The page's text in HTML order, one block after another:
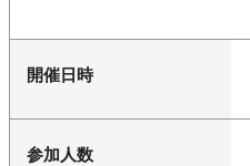
開催日時
参加人数